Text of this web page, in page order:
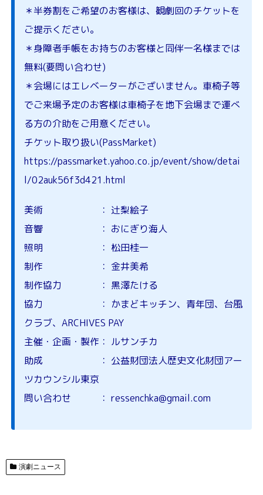
＊半券割をご希望のお客様は、観劇回のチケットを
ご提示ください。
＊身障者手帳をお持ちのお客様と同伴一名様までは
無料(要問い合わせ)
＊会場にはエレベーターがございません。車椅子等
でご来場予定のお客様は車椅子を地下会場まで運べ
る方の介助をご用意ください。
チケット取り扱い(PassMarket)
https://passmarket.yahoo.co.jp/event/show/detai
l/02auk56f3d421.html
美術 ： 辻梨絵子
音響 ： おにぎり海人
照明 ： 松田桂一
制作 ： 金井美希
制作協力 ： 黒澤たける
協力 ： かまどキッチン、青年団、台風
クラブ、ARCHIVES PAY
主催・企画・製作： ルサンチカ
助成 ： 公益財団法人歴史文化財団アー
ツカウンシル東京
問い合わせ ： ressenchka@gmail.com
演劇ニュース